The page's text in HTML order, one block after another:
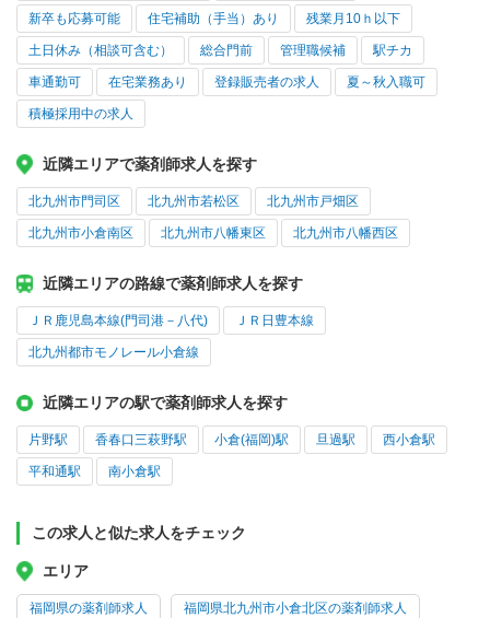
新卒も応募可能 住宅補助（手当）あり 残業月10ｈ以下
土日休み（相談可含む） 総合門前 管理職候補 駅チカ
車通勤可 在宅業務あり 登録販売者の求人 夏～秋入職可
積極採用中の求人
近隣エリアで薬剤師求人を探す
北九州市門司区 北九州市若松区 北九州市戸畑区
北九州市小倉南区 北九州市八幡東区 北九州市八幡西区
近隣エリアの路線で薬剤師求人を探す
ＪＲ鹿児島本線(門司港－八代) ＪＲ日豊本線
北九州都市モノレール小倉線
近隣エリアの駅で薬剤師求人を探す
片野駅 香春口三萩野駅 小倉(福岡)駅 旦過駅 西小倉駅
平和通駅 南小倉駅
この求人と似た求人をチェック
エリア
福岡県の薬剤師求人 福岡県北九州市小倉北区の薬剤師求人